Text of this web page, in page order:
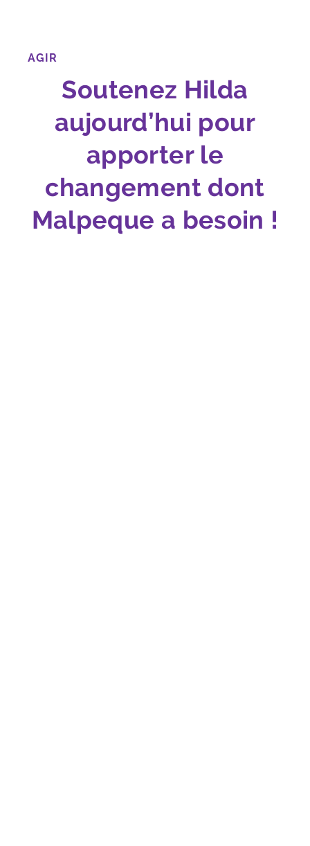
AGIR
Soutenez Hilda
aujourd’hui pour
apporter le
changement dont
Malpeque a besoin !